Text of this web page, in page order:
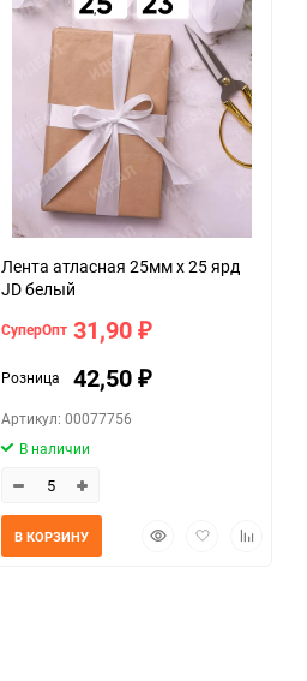
Лента атласная 25мм х 25 ярд
JD белый
СуперОпт 31,90 ₽
Розница 42,50 ₽
Артикул: 00077756
В наличии
БыстрыйДобавитьДобавить
В КОРЗИНУ